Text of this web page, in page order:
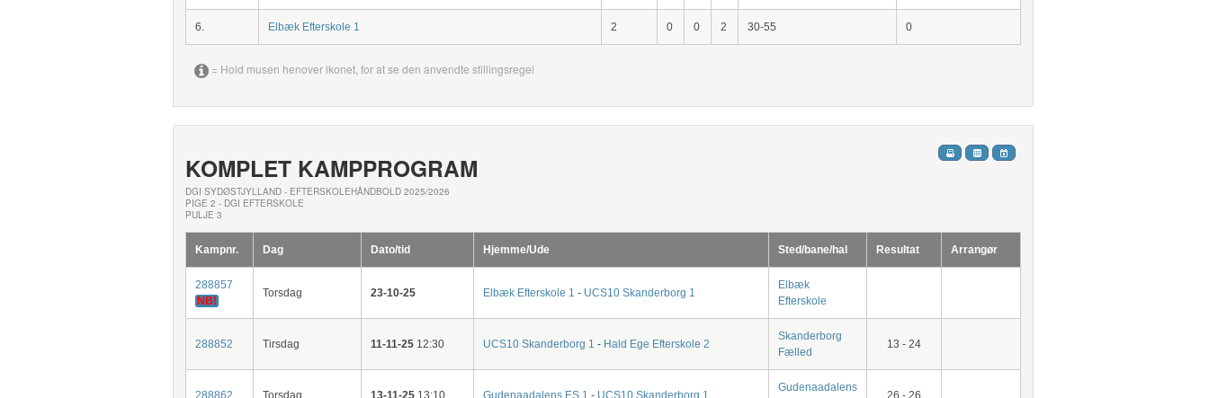
6. Elbæk Efterskole 1 2 0 0 2 30-55 0
= Hold musen henover ikonet, for at se den anvendte stillingsregel
KOMPLET KAMPPROGRAM
DGI SYDØSTJYLLAND - EFTERSKOLEHÅNDBOLD 2025/2026
PIGE 2 - DGI EFTERSKOLE
PULJE 3
Kampnr. Dag Dato/tid Hjemme/Ude Sted/bane/hal Resultat Arrangør
288857
NB!
Torsdag 23-10-25 Elbæk Efterskole 1 - UCS10 Skanderborg 1
Elbæk
Efterskole
288852 Tirsdag 11-11-2512:30 UCS10 Skanderborg 1 - Hald Ege Efterskole 2
Skanderborg
Fælled
13 - 24
288862 Torsdag 13-11-2513:10 Gudenaadalens ES 1 - UCS10 Skanderborg 1
Gudenaadalens
26 - 26